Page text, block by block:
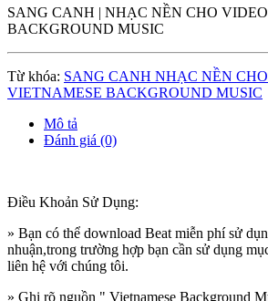
SANG CANH | NHẠC NỀN CHO
BACKGROUND MUSIC
Từ khóa: SANG CANH NHẠC NỀN
VIETNAMESE BACKGROUND MUSIC
Mô tả
Đánh giá (0)
Điều Khoản Sử Dụng:
» Bạn có thể download Beat miễn phí sử
nhuận,trong trường hợp bạn cần sử dụng
liên hệ với chúng tôi.
» Ghi rõ nguồn " Vietnamese Background